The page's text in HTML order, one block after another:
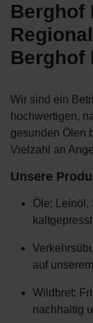
Berghof
Berghof
Wir sind ein
hochwertigen,
gesunden Ölen
Vielzahl an
Unsere
Öle: Leinöl,
auf
Wildbret:
nachhaltig